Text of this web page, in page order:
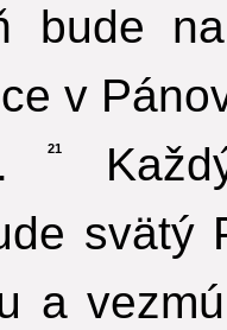
bude na
v
21
svätý
a